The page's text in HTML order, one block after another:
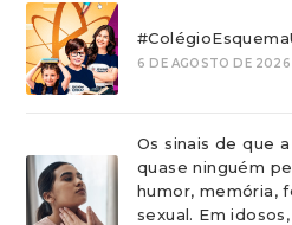
6 DE AGOSTO DE 2026
Os sinais de que
quase ninguém
humor, memória,
sexual. Em